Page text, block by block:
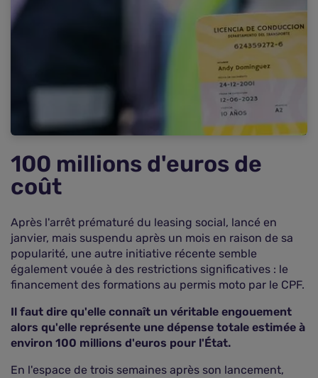
100 millions d'euros de
coût
Après l'arrêt prématuré du leasing social, lancé en
janvier, mais suspendu après un mois en raison de sa
popularité, une autre initiative récente semble
également vouée à des restrictions significatives : le
financement des formations au permis moto par le CPF.
Il faut dire qu'elle connaît un véritable engouement
alors qu'elle représente une dépense totale estimée à
environ 100 millions d'euros pour l'État.
En l'espace de trois semaines après son lancement,